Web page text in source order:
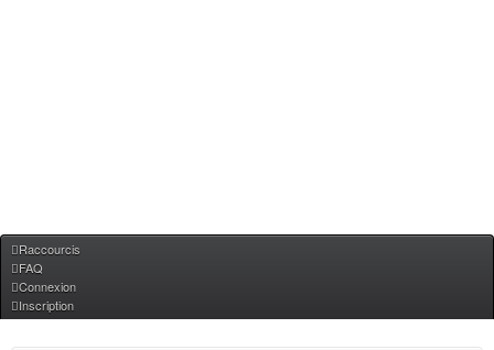
Raccourcis
FAQ
Connexion
Inscription